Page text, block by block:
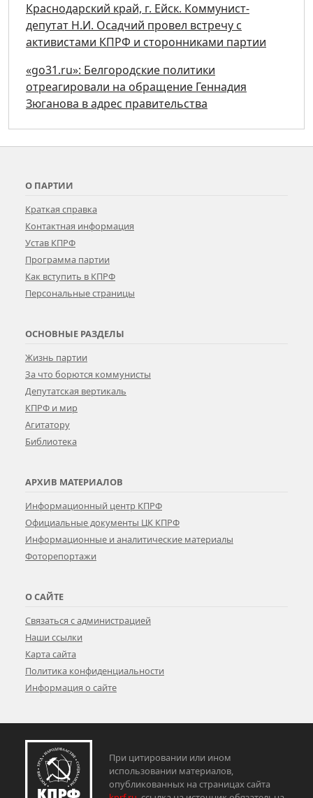
Краснодарский край, г. Ейск. Коммунист-
депутат Н.И. Осадчий провел встречу с
активистами КПРФ и сторонниками партии
«go31.ru»: Белгородские политики
отреагировали на обращение Геннадия
Зюганова в адрес правительства
О ПАРТИИ
Краткая справка
Контактная информация
Устав КПРФ
Программа партии
Как вступить в КПРФ
Персональные страницы
ОСНОВНЫЕ РАЗДЕЛЫ
Жизнь партии
За что борются коммунисты
Депутатская вертикаль
КПРФ и мир
Агитатору
Библиотека
АРХИВ МАТЕРИАЛОВ
Информационный центр КПРФ
Официальные документы ЦК КПРФ
Информационные и аналитические материалы
Фоторепортажи
О САЙТЕ
Связаться с администрацией
Наши ссылки
Карта сайта
Политика конфиденциальности
Информация о сайте
При цитировании или ином
использовании материалов,
опубликованных на страницах сайта